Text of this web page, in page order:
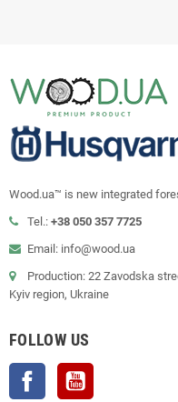
Wood.ua™ is new integrated
Tel.: +38 050 357 7725
Email: info@wood.ua
Production: 22 Zavodska
Kyiv region, Ukraine
FOLLOW US
Facebook